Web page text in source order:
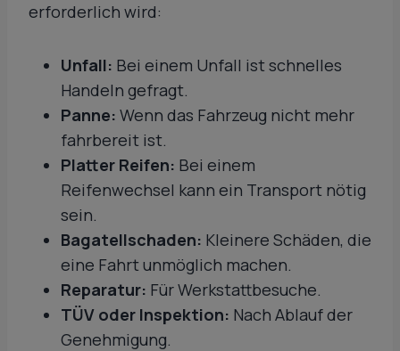
erforderlich wird:
Unfall: Bei einem Unfall ist schnelles
Handeln gefragt.
Panne: Wenn das Fahrzeug nicht mehr
fahrbereit ist.
Platter Reifen: Bei einem
Reifenwechsel kann ein Transport nötig
sein.
Bagatellschaden: Kleinere Schäden, die
eine Fahrt unmöglich machen.
Reparatur: Für Werkstattbesuche.
TÜV oder Inspektion: Nach Ablauf der
Genehmigung.